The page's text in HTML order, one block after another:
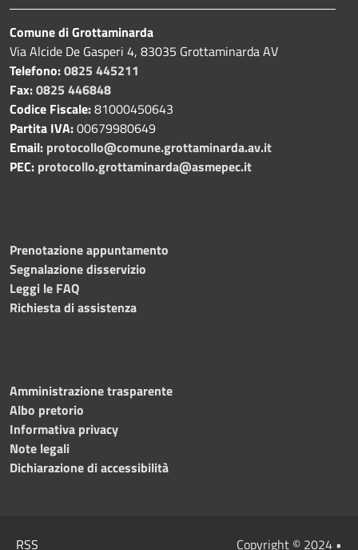
Comune di Grottaminarda
Via Alcide De Gasperi 4, 83035 Grottaminarda AV
Telefono:0825 445211
Fax:0825 446848
Codice Fiscale:81000450643
Partita IVA:00679980649
Email: protocollo@comune.grottaminarda.av.it
PEC: protocollo.grottaminarda@asmepec.it
Prenotazione appuntamento
Segnalazione disservizio
Leggi le FAQ
Richiesta di assistenza
Amministrazione trasparente
Albo pretorio
Informativa privacy
Note legali
Dichiarazione di accessibilità
RSS Copyright © 2024 •